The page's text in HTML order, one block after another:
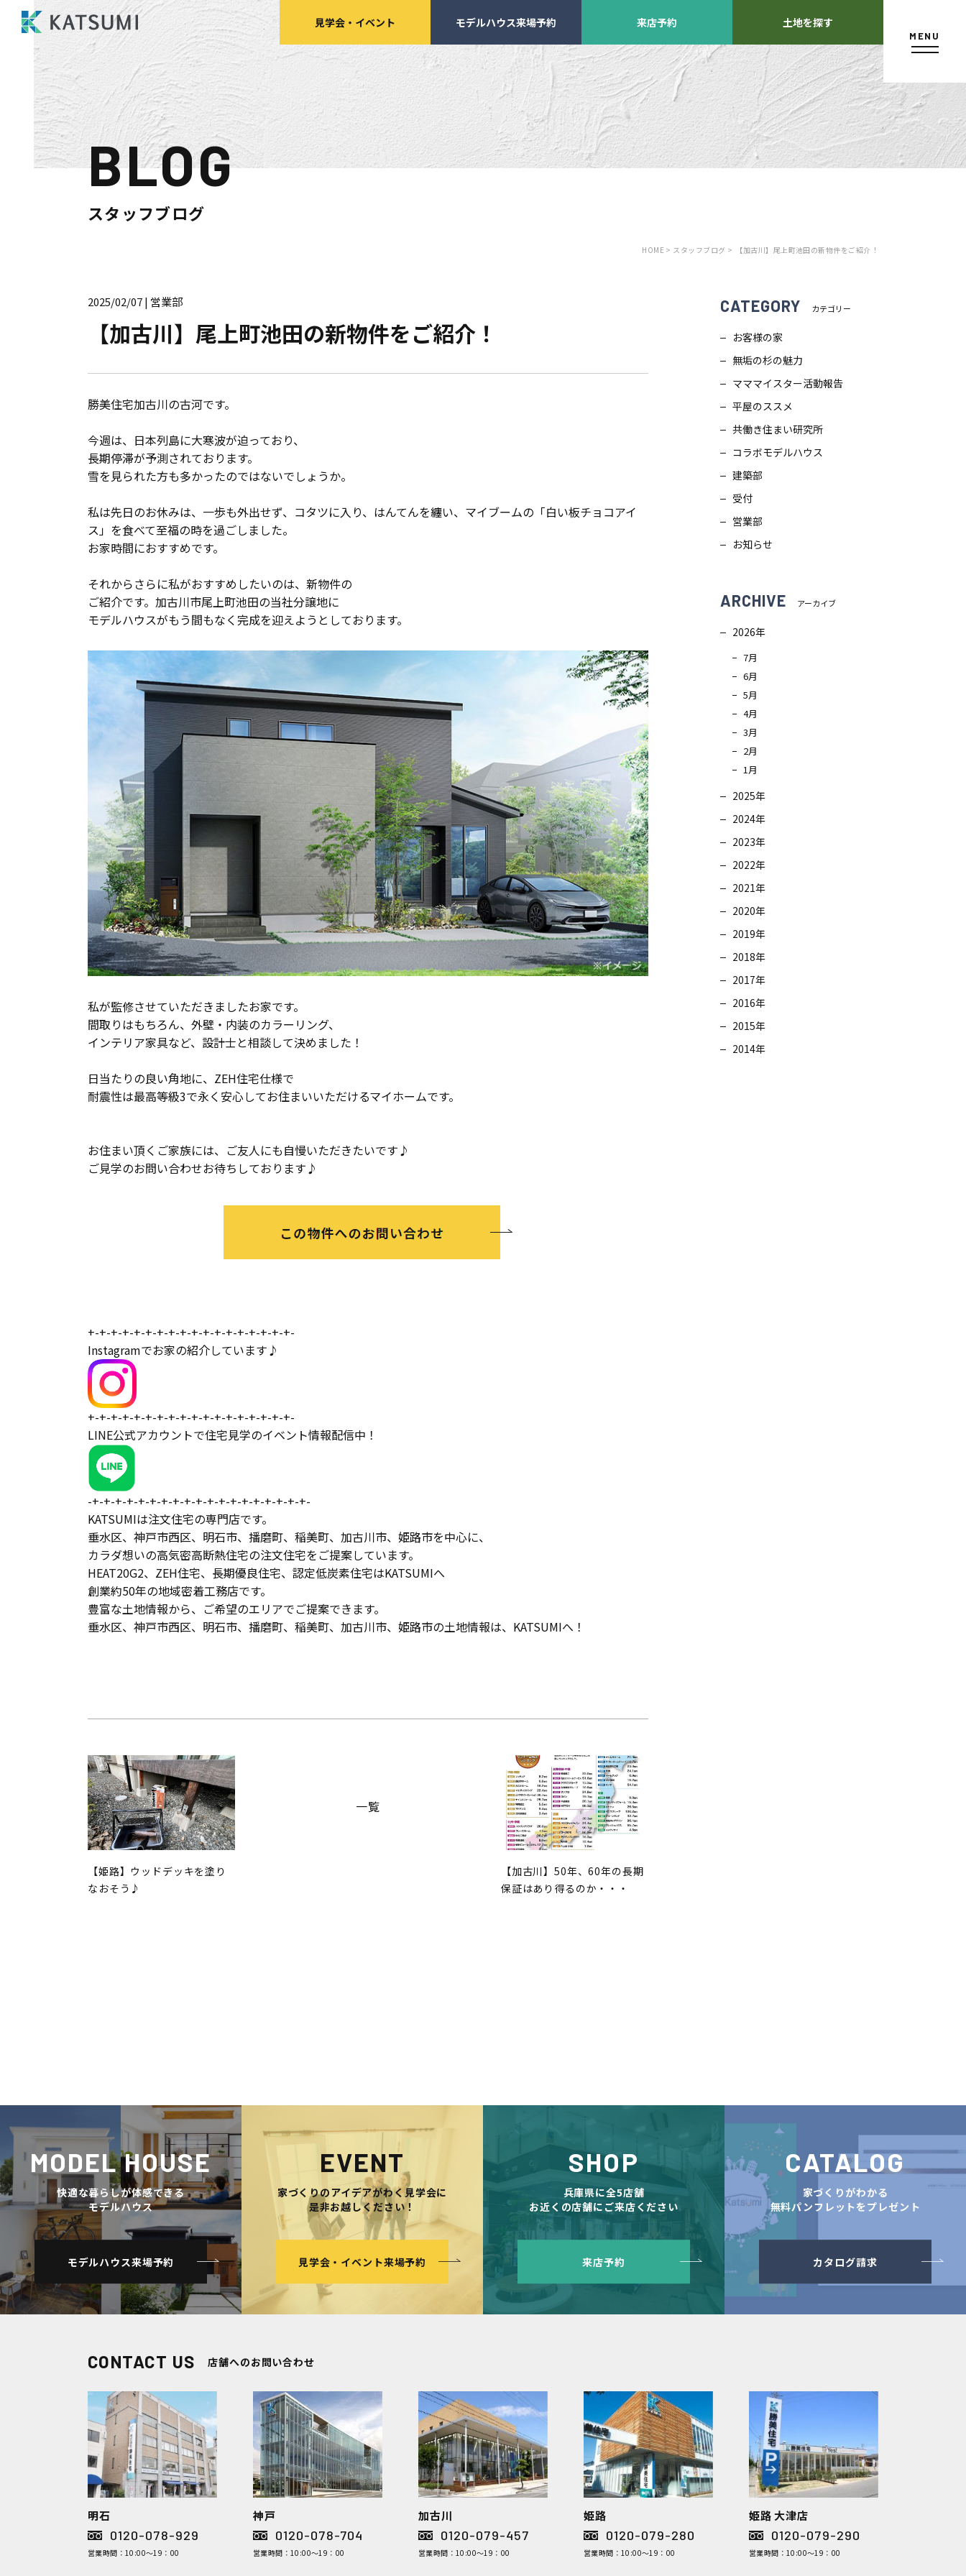
モデルハウス来場予約
物件検索
会員登録
手間ひまかけた家づくり
KATSUMIの標準仕様 和暮-なごみ-
素材とデザイン
耐震性能+制震性能
断熱・気密性能と快適性
長期優良住宅
ラインナップ
モデルハウス紹介
スタッフ紹介
よくあるご質問
店舗紹介
スタッフブログ
ZEH普及目標
ソーシャルメディアポリシー
サイトマップ
見学会 ・ イベント モデルハウス来場予約 来店予約 土地を探す
MENU
BLOG
スタッフブログ
HOME > スタッフブログ > 【加古川】尾上町池田の新物件をご紹介！
2025/02/07| 営業部
【加古川】尾上町池田の新物件をご紹介！
勝美住宅加古川の古河です。
今週は、日本列島に大寒波が迫っており、
長期停滞が予測されております。
雪を見られた方も多かったのではないでしょうか。
私は先日のお休みは、一歩も外出せず、コタツに入り、はんてんを纏い、マイブームの「白い板チョコアイ
ス」を食べて至福の時を過ごしました。
お家時間におすすめです。
それからさらに私がおすすめしたいのは、新物件の
ご紹介です。加古川市尾上町池田の当社分譲地に
モデルハウスがもう間もなく完成を迎えようとしております。
私が監修させていただきましたお家です。
間取りはもちろん、外壁・内装のカラーリング、
インテリア家具など、設計士と相談して決めました！
日当たりの良い角地に、ZEH住宅仕様で
耐震性は最高等級3で永く安心してお住まいいただけるマイホームです。
お住まい頂くご家族には、ご友人にも自慢いただきたいです♪
ご見学のお問い合わせお待ちしております♪
+-+-+-+-+-+-+-+-+-+-+-+-+-+-+-+-+-+-
Instagramでお家の紹介しています♪
+-+-+-+-+-+-+-+-+-+-+-+-+-+-+-+-+-+-
LINE公式アカウントで住宅見学のイベント情報配信中！
-+-+-+-+-+-+-+-+-+-+-+-+-+-+-+-+-+-+-+-
KATSUMIは注文住宅の専門店です。
垂水区、神戸市西区、明石市、播磨町、稲美町、加古川市、姫路市を中心に、
カラダ想いの高気密高断熱住宅の注文住宅をご提案しています。
HEAT20G2、ZEH住宅、長期優良住宅、認定低炭素住宅はKATSUMIへ
創業約50年の地域密着工務店です。
豊富な土地情報から、ご希望のエリアでご提案できます。
垂水区、神戸市西区、明石市、播磨町、稲美町、加古川市、姫路市の土地情報は、KATSUMIへ！
【姫路】ウッドデッキを塗り
なおそう♪
一覧
【加古川】50年、60年の長期
保証はあり得るのか・・・
CATEGORY カテゴリー
お客様の家
無垢の杉の魅力
マママイスター活動報告
平屋のススメ
共働き住まい研究所
コラボモデルハウス
建築部
受付
営業部
お知らせ
ARCHIVE アーカイブ
2026年
7月
6月
5月
4月
3月
2月
1月
2025年
2024年
2023年
2022年
2021年
2020年
2019年
2018年
2017年
2016年
2015年
2014年
MODEL HOUSE
快適な暮らしが体感できる
モデルハウス
モデルハウス来場予約
EVENT
家づくりのアイデアがわく見学会に
是非お越しください！
見学会・イベント来場予約
SHOP
兵庫県に全5店舗
お近くの店舗にご来店ください
来店予約
CATALOG
家づくりがわかる
無料パンフレットをプレゼント
カタログ請求
CONTACT US 店舗へのお問い合わせ
明石
0120-078-929
営業時間：10:00～19：00
神戸
0120-078-704
営業時間：10:00～19：00
加古川
0120-079-457
営業時間：10:00～19：00
姫路
0120-079-280
営業時間：10:00～19：00
姫路 大津店
0120-079-290
営業時間：10:00～19：00